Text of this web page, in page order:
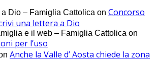
Dio – Famiglia Cattolica on Concorso
una lettera a Dio
e il web – Famiglia Cattolica on
per l’uso
Anche la Valle d’ Aosta chiede la zona